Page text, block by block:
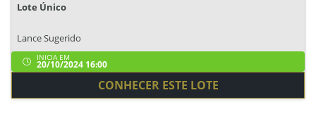
Lote Único
Lance Sugerido
INICIA EM
20/10/2024 16:00
CONHECER ESTE LOTE